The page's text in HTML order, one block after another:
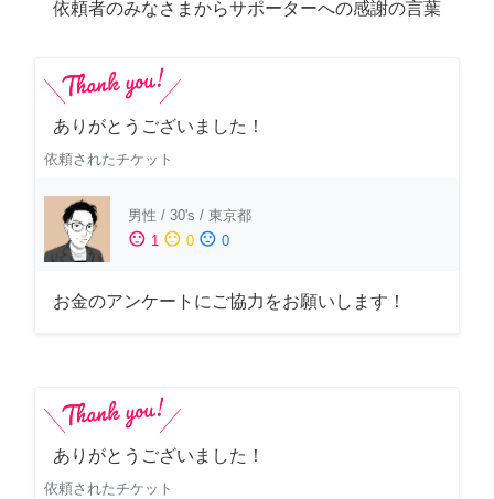
依頼者のみなさまからサポーターへの感謝の言葉
ありがとうございました！
依頼されたチケット
男性 / 30's / 東京都
sentiment_satisfied 1 sentiment_neutral 0 sentiment_dissatisfied 0
お金のアンケートにご協力をお願いします！
ありがとうございました！
依頼されたチケット